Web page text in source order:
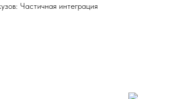
Частичная интеграция